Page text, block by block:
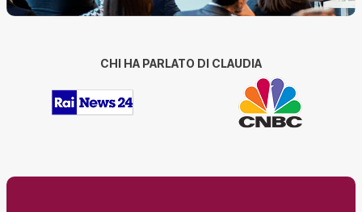
CHI HA PARLATO DI CLAUDIA